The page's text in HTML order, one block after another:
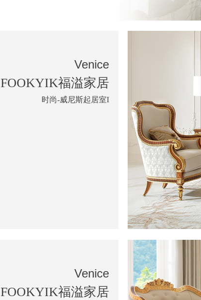
Venice
FOOKYIK福溢家居
时尚-威尼斯起居室I
Venice
FOOKYIK福溢家居